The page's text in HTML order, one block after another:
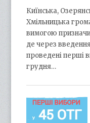
Киїнська,
Хмільницька
вимогою
де через
проведені перші
грудня…